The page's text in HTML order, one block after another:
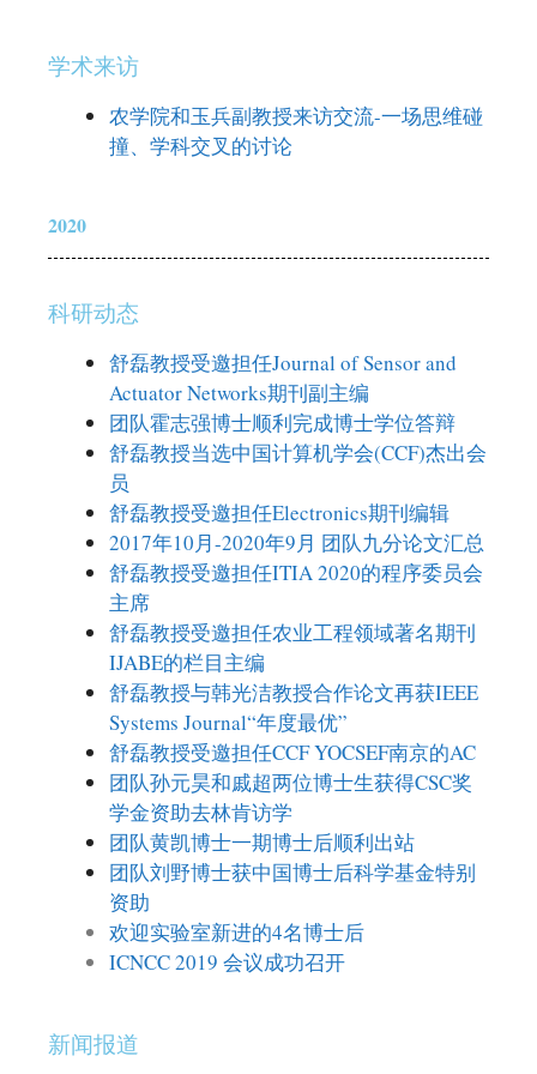
学术来访
农学院和玉兵副教授来访交流-一场思维碰
撞、学科交叉的讨论
2020
科研动态
舒磊教授受邀担任Journal of Sensor and
Actuator Networks期刊副主编
团队霍志强博士顺利完成博士学位答辩
舒磊教授当选中国计算机学会(CCF)杰出会
员
舒磊教授受邀担任Electronics期刊编辑
2017年10月-2020年9月 团队九分论文汇总
舒磊教授受邀担任ITIA 2020的程序委员会
主席
舒磊教授受邀担任农业工程领域著名期刊
IJABE的栏目主编
舒磊教授与韩光洁教授合作论文再获IEEE
Systems Journal“年度最优”
舒磊教授受邀担任CCF YOCSEF南京的AC
团队孙元昊和戚超两位博士生获得CSC奖
学金资助去林肯访学
团队黄凯博士一期博士后顺利出站
团队刘野博士获中国博士后科学基金特别
资助
欢迎实验室新进的4名博士后
ICNCC 2019 会议成功召开
新闻报道